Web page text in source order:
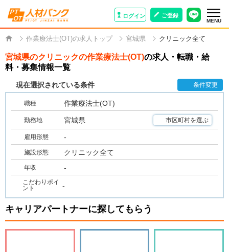
ログイン ご登録
MENU
作業療法士(OT)の求人トップ 宮城県 クリニック全て
宮城県のクリニックの作業療法士(OT)の求人・転職・給
料・募集情報一覧
現在選択されている条件 条件変更
職種 作業療法士(OT)
勤務地 宮城県 市区町村を選ぶ
雇用形態 -
施設形態 クリニック全て
年収 -
こだわりポイ
ント
-
キャリアパートナーに探してもらう